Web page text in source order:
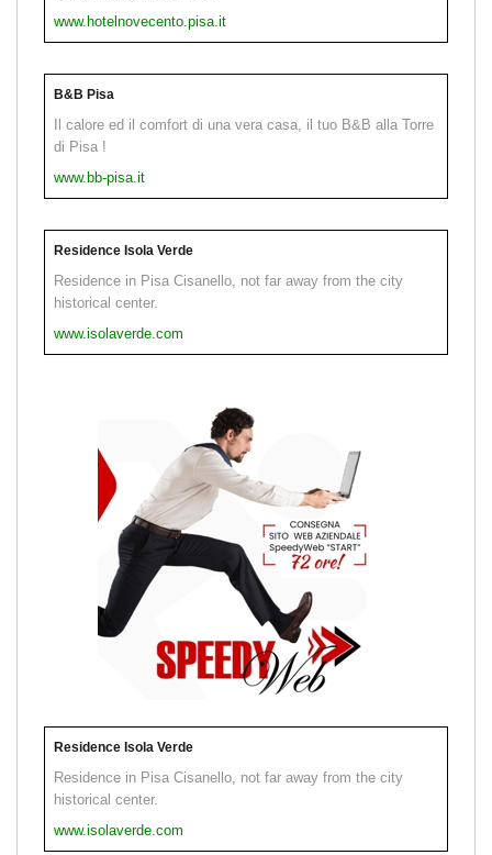
www.hotelnovecento.pisa.it
B&B Pisa
Il calore ed il comfort di una vera casa, il tuo B&B alla Torre
di Pisa !
www.bb-pisa.it
Residence Isola Verde
Residence in Pisa Cisanello, not far away from the city
historical center.
www.isolaverde.com
Residence Isola Verde
Residence in Pisa Cisanello, not far away from the city
historical center.
www.isolaverde.com